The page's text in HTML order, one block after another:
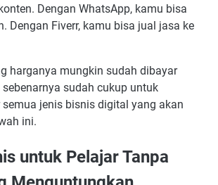
Dengan WhatsApp, kamu bisa
Dengan Fiverr, kamu bisa jual jasa ke
harganya mungkin sudah dibayar
sudah cukup untuk
jenis bisnis digital yang akan
ini.
untuk Pelajar Tanpa